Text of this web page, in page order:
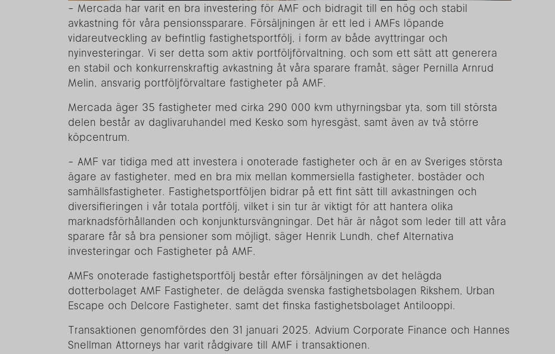
- Mercada har varit en bra investering för AMF och bidragit till en hög och stabil
avkastning för våra pensionssparare. Försäljningen är ett led i AMFs löpande
vidareutveckling av befintlig fastighetsportfölj, i form av både avyttringar och
nyinvesteringar. Vi ser detta som aktiv portföljförvaltning, och som ett sätt att generera
en stabil och konkurrenskraftig avkastning åt våra sparare framåt, säger Pernilla Arnrud
Melin, ansvarig portföljförvaltare fastigheter på AMF.
Mercada äger 35 fastigheter med cirka 290 000 kvm uthyrningsbar yta, som till största
delen består av daglivaruhandel med Kesko som hyresgäst, samt även av två större
köpcentrum.
- AMF var tidiga med att investera i onoterade fastigheter och är en av Sveriges största
ägare av fastigheter, med en bra mix mellan kommersiella fastigheter, bostäder och
samhällsfastigheter. Fastighetsportföljen bidrar på ett fint sätt till avkastningen och
diversifieringen i vår totala portfölj, vilket i sin tur är viktigt för att hantera olika
marknadsförhållanden och konjunktursvängningar. Det här är något som leder till att våra
sparare får så bra pensioner som möjligt, säger Henrik Lundh, chef Alternativa
investeringar och Fastigheter på AMF.
AMFs onoterade fastighetsportfölj består efter försäljningen av det helägda
dotterbolaget AMF Fastigheter, de delägda svenska fastighetsbolagen Rikshem, Urban
Escape och Delcore Fastigheter, samt det finska fastighetsbolaget Antilooppi.
Transaktionen genomfördes den 31 januari 2025. Advium Corporate Finance och Hannes
Snellman Attorneys har varit rådgivare till AMF i transaktionen.